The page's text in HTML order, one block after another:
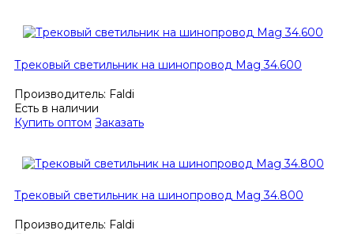
Трековый светильник на шинопровод Mag 34.600
Производитель: Faldi
Есть в наличии
Купить оптом Заказать
Трековый светильник на шинопровод Mag 34.800
Производитель: Faldi